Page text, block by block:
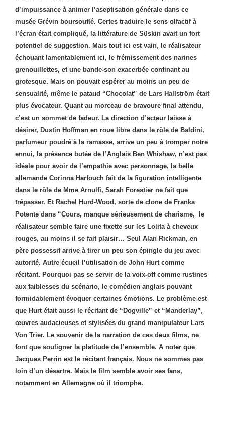
d’impuissance à animer l’aseptisation générale dans ce
musée Grévin boursouflé. Certes traduire le sens olfactif à
l’écran était compliqué, la littérature de Süskin avait un fort
potentiel de suggestion. Mais tout ici est vain, le réalisateur
échouant lamentablement ici, le frémissement des narines
grenouillettes, et une bande-son exacerbée confinant au
grotesque. Mais on pouvait espérer au moins un peu de
sensualité, même le pataud “Chocolat” de Lars Hallström était
plus évocateur. Quant au morceau de bravoure final attendu,
c’est un sommet de fadeur. La direction d’acteur laisse à
désirer, Dustin Hoffman en roue libre dans le rôle de Baldini,
parfumeur poudré à la ramasse, arrive un peu à tromper notre
ennui, la présence butée de l’Anglais Ben Whishaw, n’est pas
idéale pour avoir de l’empathie avec personnage, la belle
allemande Corinna Harfouch fait de la figuration intelligente
dans le rôle de Mme Arnulfi, Sarah Forestier ne fait que
trépasser. Et Rachel Hurd-Wood, sorte de clone de Franka
Potente dans “Cours, manque sérieusement de charisme, le
réalisateur semble faire une fixette sur les Lolita à cheveux
rouges, au moins il se fait plaisir… Seul Alan Rickman, en
père possessif arrive à tirer un peu son épingle du jeu avec
autorité. Autre écueil l’utilisation de John Hurt comme
récitant. Pourquoi pas se servir de la voix-off comme rustines
aux faiblesses du scénario, le comédien anglais pouvant
formidablement évoquer certaines émotions. Le problème est
que Hurt était aussi le récitant de “Dogville” et “Manderlay”,
œuvres audacieuses et stylisées du grand manipulateur Lars
Von Trier. Le souvenir de la narration de ces deux films, ne
font que souligner la platitude de l’ensemble. A noter que
Jacques Perrin est le récitant français. Nous ne sommes pas
loin d’un désartre. Mais le film semble avoir ses fans,
notamment en Allemagne où il triomphe.